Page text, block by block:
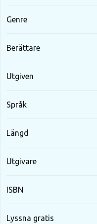
Genre
Berättare
Utgiven
Språk
Längd
Utgivare
ISBN
Lyssna gratis